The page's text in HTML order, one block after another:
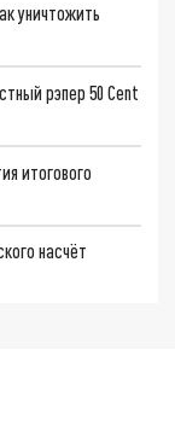
уничтожить
рэпер 50 Cent
итогового
насчёт